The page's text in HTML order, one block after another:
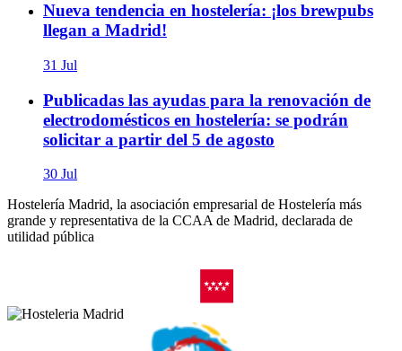
Nueva tendencia en hostelería: ¡los brewpubs
llegan a Madrid!
31 Jul
Publicadas las ayudas para la renovación de
electrodomésticos en hostelería: se podrán
solicitar a partir del 5 de agosto
30 Jul
Hostelería Madrid, la asociación empresarial de Hostelería más
grande y representativa de la CCAA de Madrid, declarada de
utilidad pública